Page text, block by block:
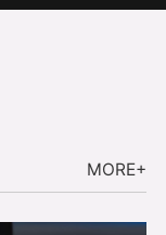
MORE+